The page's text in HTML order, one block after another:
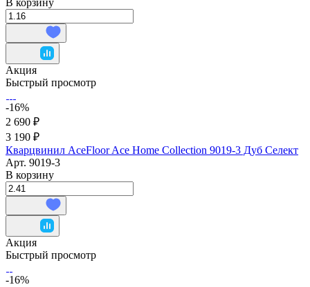
Акция
Быстрый просмотр
-16%
2 690 ₽
3 190 ₽
Кварцвинил AceFloor Ace Home Collection 9019-3 Дуб Селект
Арт. 9019-3
В корзину
Акция
Быстрый просмотр
-16%